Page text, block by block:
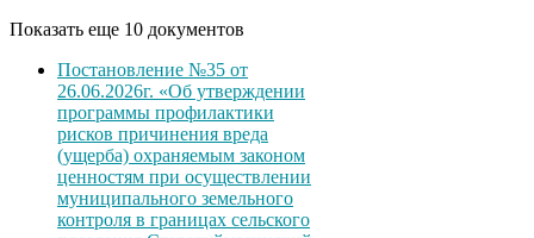
Показать еще 10 документов
Постановление №35 от
26.06.2026г. «Об утверждении
программы профилактики
рисков причинения вреда
(ущерба) охраняемым законом
ценностям при осуществлении
муниципального земельного
контроля в границах сельского